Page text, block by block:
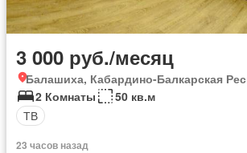
3 000 руб./месяц
Балашиха, Кабардино-Балкарская
2 Комнаты
50 кв.м
ТВ
23 часов назад